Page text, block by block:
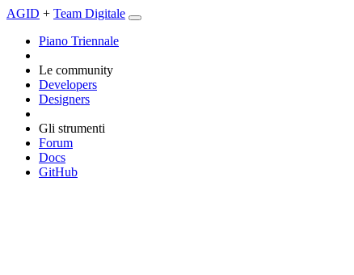
AGID + Team Digitale
Piano Triennale
Le community
Developers
Designers
Gli strumenti
Forum
Docs
GitHub